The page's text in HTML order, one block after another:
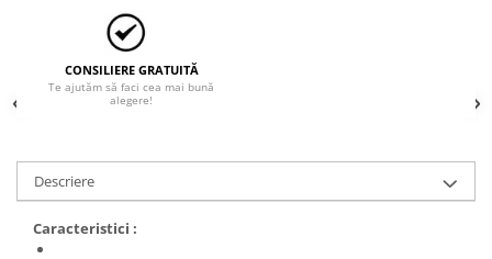
CONSILIERE GRATUITĂ
Te ajutăm să faci cea mai bună
alegere!
Descriere
Caracteristici :